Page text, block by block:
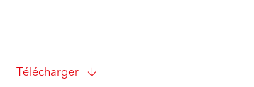
Télécharger